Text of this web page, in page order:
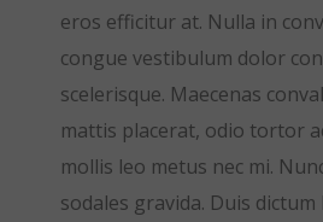
eros efficitur at. Nulla in
congue vestibulum dolor
scelerisque. Maecenas
mattis placerat, odio tortor
mollis leo metus nec mi.
sodales gravida. Duis